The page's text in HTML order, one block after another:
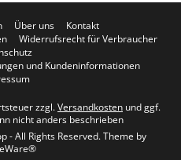
Über uns
Kontakt
Widerrufsrecht für Verbraucher
und Kundeninformationen
zzgl.Versandkosten und ggf.
nicht anders beschrieben
- All Rights Reserved. Theme by